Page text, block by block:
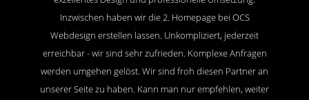
Inzwischen haben wir die 2. Homepage bei OCS
Webdesign erstellen lassen. Unkompliziert, jederzeit
erreichbar - wir sind sehr zufrieden. Komplexe Anfragen
werden umgehen gelöst. Wir sind froh diesen Partner an
unserer Seite zu haben. Kann man nur empfehlen, weiter